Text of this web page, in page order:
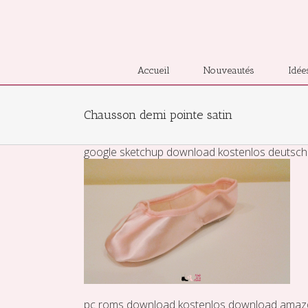
Accueil Nouveautés
Chausson demi pointe satin
google sketchup download kostenlos deutsch
pc roms download kostenlos download